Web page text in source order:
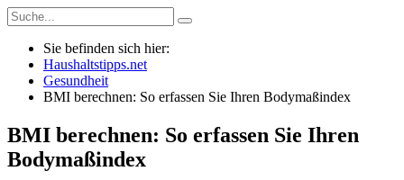
Sie befinden sich hier:
Haushaltstipps.net
Gesundheit
BMI berechnen: So erfassen Sie Ihren Bodymaßindex
BMI berechnen: So erfassen Sie Ihren
Bodymaßindex